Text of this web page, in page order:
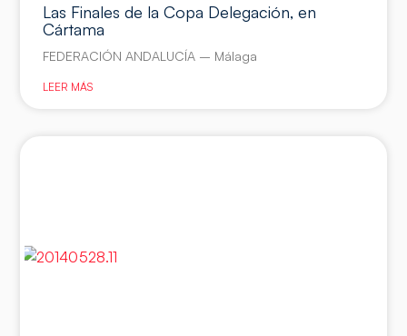
Las Finales de la Copa Delegación, en
Cártama
FEDERACIÓN ANDALUCÍA – Málaga
LEER MÁS